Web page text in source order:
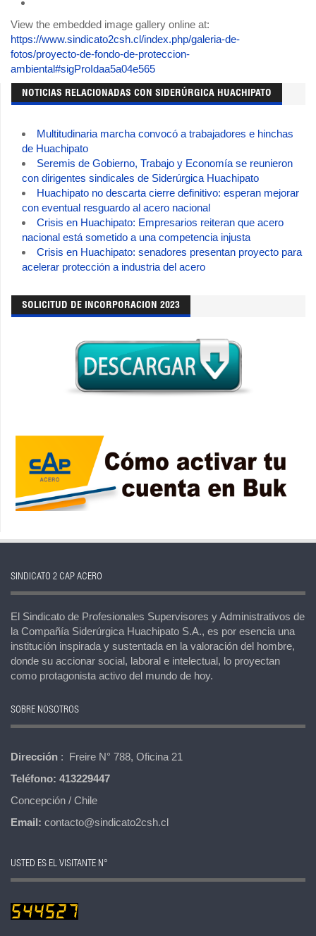
View the embedded image gallery online at:
https://www.sindicato2csh.cl/index.php/galeria-de-
fotos/proyecto-de-fondo-de-proteccion-
ambiental#sigProIdaa5a04e565
NOTICIAS RELACIONADAS CON SIDERÚRGICA HUACHIPATO
Multitudinaria marcha convocó a trabajadores e hinchas
de Huachipato
Seremis de Gobierno, Trabajo y Economía se reunieron
con dirigentes sindicales de Siderúrgica Huachipato
Huachipato no descarta cierre definitivo: esperan mejorar
con eventual resguardo al acero nacional
Crisis en Huachipato: Empresarios reiteran que acero
nacional está sometido a una competencia injusta
Crisis en Huachipato: senadores presentan proyecto para
acelerar protección a industria del acero
SOLICITUD DE INCORPORACION 2023
SINDICATO 2 CAP ACERO
El Sindicato de Profesionales Supervisores y Administrativos de
la Compañía Siderúrgica Huachipato S.A., es por esencia una
institución inspirada y sustentada en la valoración del hombre,
donde su accionar social, laboral e intelectual, lo proyectan
como protagonista activo del mundo de hoy.
SOBRE NOSOTROS
Dirección : Freire N° 788, Oficina 21
Teléfono: 413229447
Concepción / Chile
Email: contacto@sindicato2csh.cl
USTED ES EL VISITANTE N°